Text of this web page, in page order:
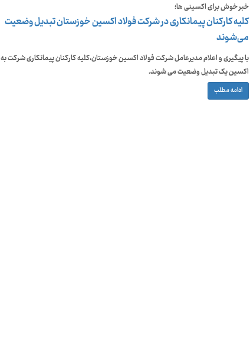
خبر خوش برای اکسینی ها؛
کلیه کارکنان پیمانکاری در شرکت فولاد اکسین خوزستان تبدیل وضعیت
می‌شوند
با پیگیری و اعلام مدیرعامل شرکت فولاد اکسین خوزستان،کلیه کارکنان پیمانکاری شرکت به
اکسین یک تبدیل وضعیت می شوند.
ادامه مطلب